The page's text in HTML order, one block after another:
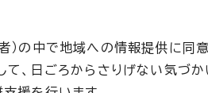
）の中で地域への情報提供に同
、日ごろからさりげない気づか